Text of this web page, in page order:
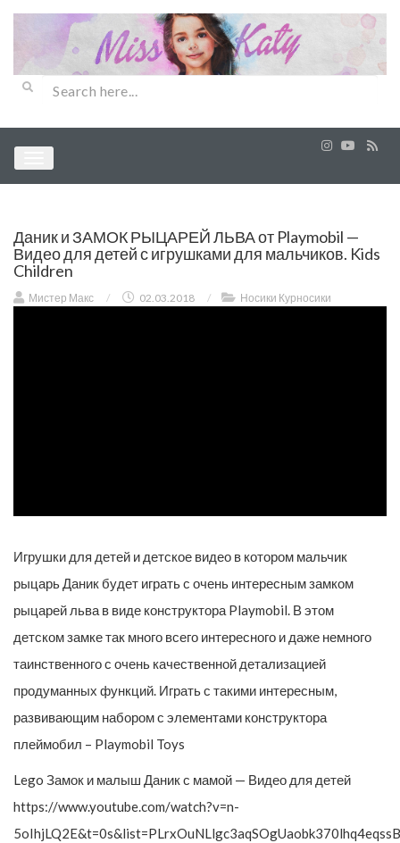
Даник и ЗАМОК РЫЦАРЕЙ ЛЬВА от Playmobil —
Видео для детей с игрушками для мальчиков. Kids
Children
Мистер Макс / 02.03.2018 / Носики Курносики
Игрушки для детей и детское видео в котором мальчик
рыцарь Даник будет играть с очень интересным замком
рыцарей льва в виде конструктора Playmobil. В этом
детском замке так много всего интересного и даже немного
таинственного с очень качественной детализацией
продуманных функций. Играть с такими интересным,
развивающим набором с элементами конструктора
плеймобил – Playmobil Toys
Lego Замок и малыш Даник с мамой — Видео для детей
https://www.youtube.com/watch?v=n-